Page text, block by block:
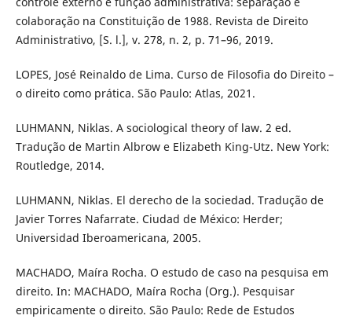
colaboração na Constituição de 1988. Revista de Direito
Administrativo, [S. l.], v. 278, n. 2, p. 71–96, 2019.
LOPES, José Reinaldo de Lima. Curso de Filosofia do Direito –
o direito como prática. São Paulo: Atlas, 2021.
LUHMANN, Niklas. A sociological theory of law. 2 ed.
Tradução de Martin Albrow e Elizabeth King-Utz. New York:
Routledge, 2014.
LUHMANN, Niklas. El derecho de la sociedad. Tradução de
Javier Torres Nafarrate. Ciudad de México: Herder;
Universidad Iberoamericana, 2005.
MACHADO, Maíra Rocha. O estudo de caso na pesquisa em
direito. In: MACHADO, Maíra Rocha (Org.). Pesquisar
empiricamente o direito. São Paulo: Rede de Estudos